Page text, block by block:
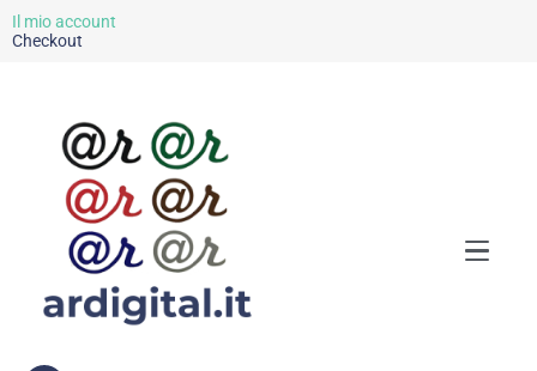
Il mio account
Checkout